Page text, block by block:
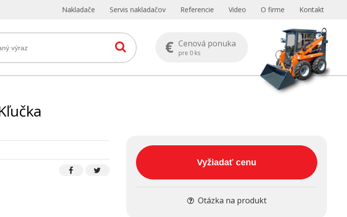
€ Cenová ponuka
pre 0 ks
Nakladače Servis nakladačov Referencie Video O firme Kontakt
Vyžiadať cenu
Otázka na produkt